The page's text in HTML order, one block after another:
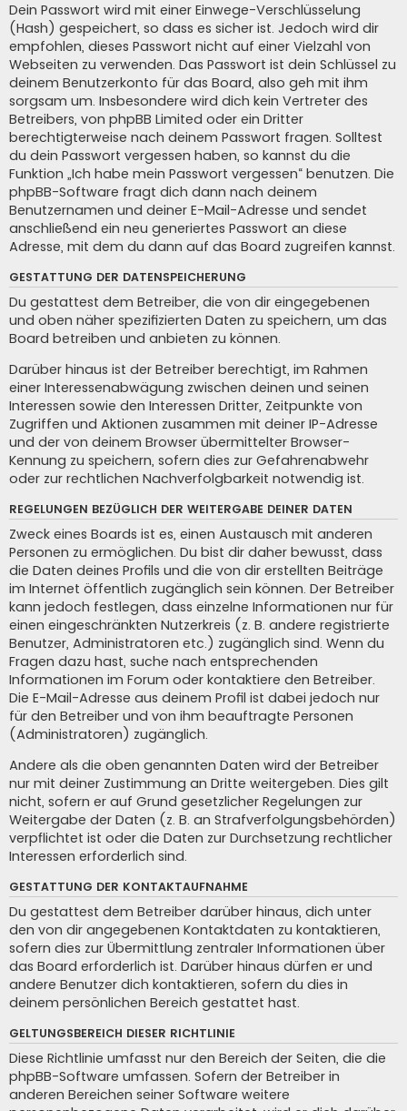
Dein Passwort wird mit einer Einwege-Verschlüsselung
(Hash) gespeichert, so dass es sicher ist. Jedoch wird dir
empfohlen, dieses Passwort nicht auf einer Vielzahl von
Webseiten zu verwenden. Das Passwort ist dein Schlüssel zu
deinem Benutzerkonto für das Board, also geh mit ihm
sorgsam um. Insbesondere wird dich kein Vertreter des
Betreibers, von phpBB Limited oder ein Dritter
berechtigterweise nach deinem Passwort fragen. Solltest
du dein Passwort vergessen haben, so kannst du die
Funktion „Ich habe mein Passwort vergessen“ benutzen. Die
phpBB-Software fragt dich dann nach deinem
Benutzernamen und deiner E-Mail-Adresse und sendet
anschließend ein neu generiertes Passwort an diese
Adresse, mit dem du dann auf das Board zugreifen kannst.
GESTATTUNG DER DATENSPEICHERUNG
Du gestattest dem Betreiber, die von dir eingegebenen
und oben näher spezifizierten Daten zu speichern, um das
Board betreiben und anbieten zu können.
Darüber hinaus ist der Betreiber berechtigt, im Rahmen
einer Interessenabwägung zwischen deinen und seinen
Interessen sowie den Interessen Dritter, Zeitpunkte von
Zugriffen und Aktionen zusammen mit deiner IP-Adresse
und der von deinem Browser übermittelter Browser-
Kennung zu speichern, sofern dies zur Gefahrenabwehr
oder zur rechtlichen Nachverfolgbarkeit notwendig ist.
REGELUNGEN BEZÜGLICH DER WEITERGABE DEINER DATEN
Zweck eines Boards ist es, einen Austausch mit anderen
Personen zu ermöglichen. Du bist dir daher bewusst, dass
die Daten deines Profils und die von dir erstellten Beiträge
im Internet öffentlich zugänglich sein können. Der Betreiber
kann jedoch festlegen, dass einzelne Informationen nur für
einen eingeschränkten Nutzerkreis (z. B. andere registrierte
Benutzer, Administratoren etc.) zugänglich sind. Wenn du
Fragen dazu hast, suche nach entsprechenden
Informationen im Forum oder kontaktiere den Betreiber.
Die E-Mail-Adresse aus deinem Profil ist dabei jedoch nur
für den Betreiber und von ihm beauftragte Personen
(Administratoren) zugänglich.
Andere als die oben genannten Daten wird der Betreiber
nur mit deiner Zustimmung an Dritte weitergeben. Dies gilt
nicht, sofern er auf Grund gesetzlicher Regelungen zur
Weitergabe der Daten (z. B. an Strafverfolgungsbehörden)
verpflichtet ist oder die Daten zur Durchsetzung rechtlicher
Interessen erforderlich sind.
GESTATTUNG DER KONTAKTAUFNAHME
Du gestattest dem Betreiber darüber hinaus, dich unter
den von dir angegebenen Kontaktdaten zu kontaktieren,
sofern dies zur Übermittlung zentraler Informationen über
das Board erforderlich ist. Darüber hinaus dürfen er und
andere Benutzer dich kontaktieren, sofern du dies in
deinem persönlichen Bereich gestattet hast.
GELTUNGSBEREICH DIESER RICHTLINIE
Diese Richtlinie umfasst nur den Bereich der Seiten, die die
phpBB-Software umfassen. Sofern der Betreiber in
anderen Bereichen seiner Software weitere